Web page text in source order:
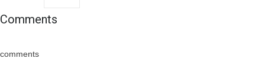
Comments
comments